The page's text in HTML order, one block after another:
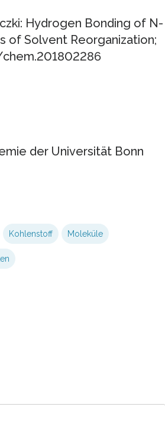
Hydrogen Bonding of N-
of Solvent Reorganization;
chem.201802286
der Universität Bonn
Kohlenstoff Moleküle